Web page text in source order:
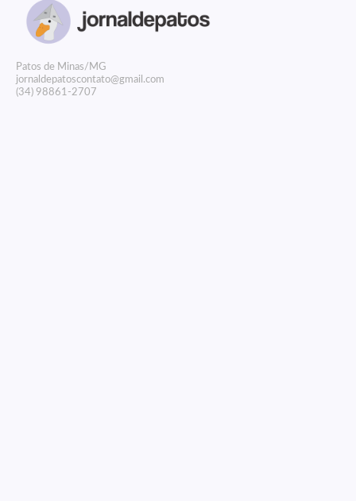
Patos de Minas/MG
jornaldepatoscontato@gmail.com
(34) 98861-2707